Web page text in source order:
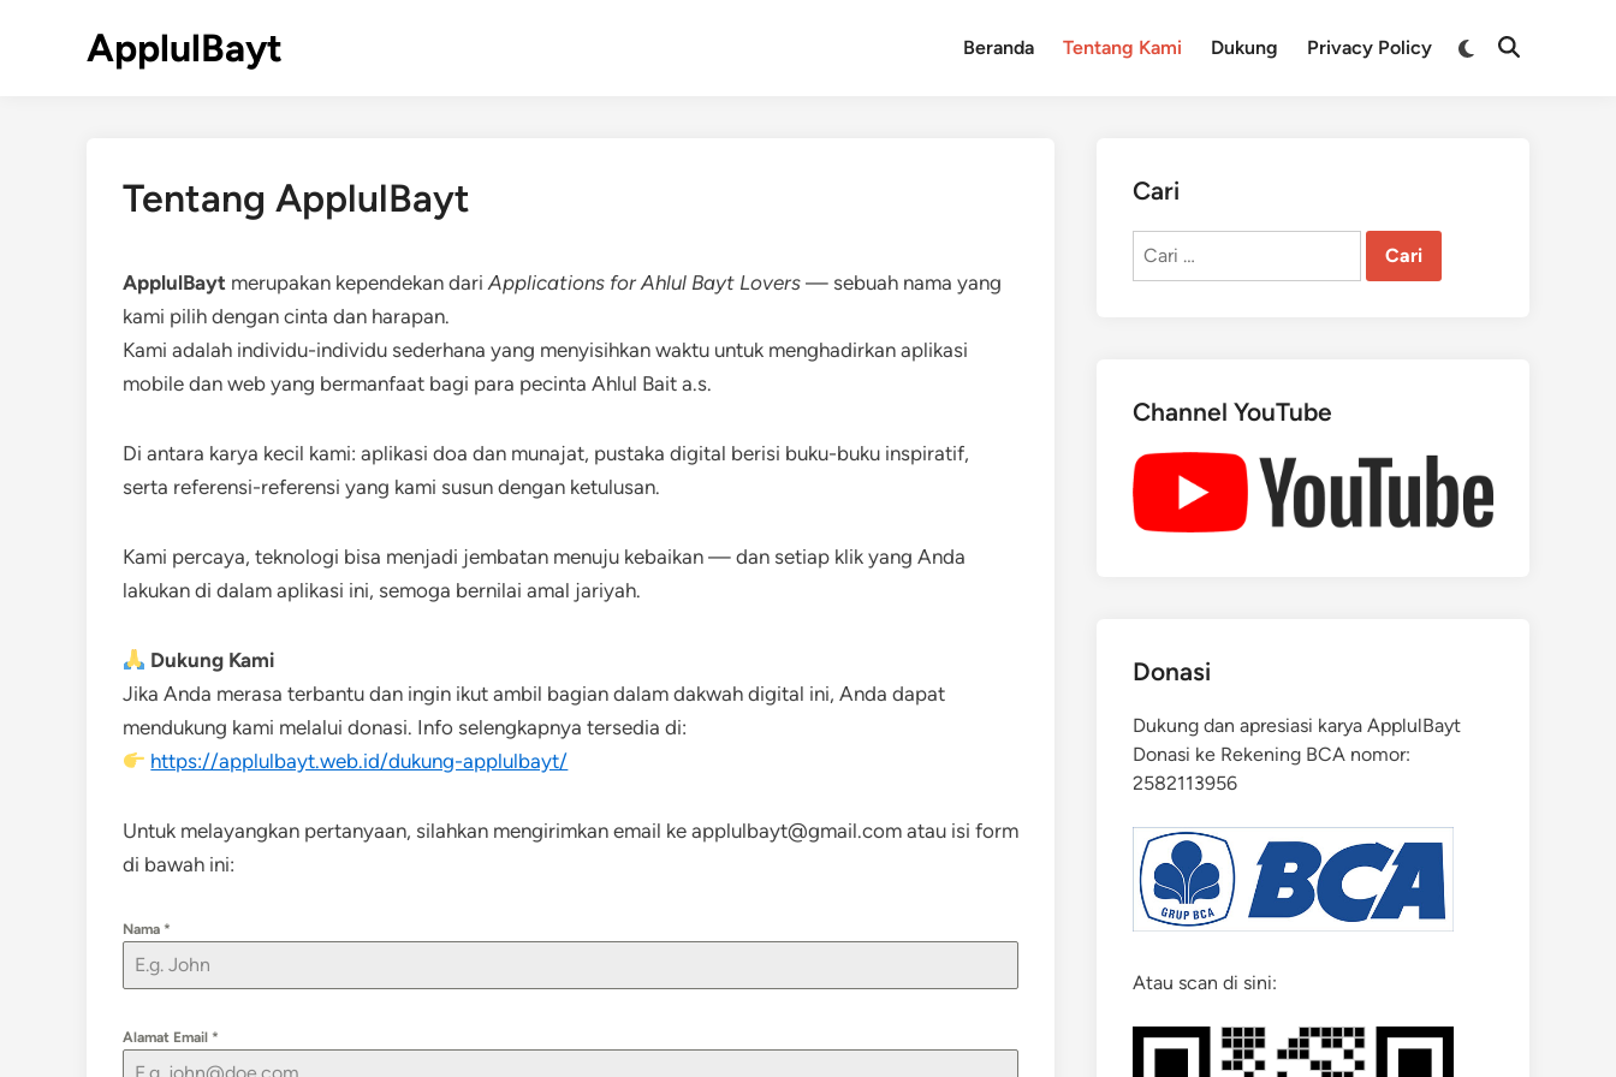
ApplulBayt Beranda Tentang Kami Dukung Privacy Policy
Switch
Open
Tentang ApplulBayt
ApplulBayt merupakan kependekan dariApplications for Ahlul Bayt Lovers — sebuah nama yang
kami pilih dengan cinta dan harapan.
Kami adalah individu-individu sederhana yang menyisihkan waktu untuk menghadirkan aplikasi
mobile dan web yang bermanfaat bagi para pecinta Ahlul Bait a.s.
Di antara karya kecil kami: aplikasi doa dan munajat, pustaka digital berisi buku-buku inspiratif,
serta referensi-referensi yang kami susun dengan ketulusan.
Kami percaya, teknologi bisa menjadi jembatan menuju kebaikan — dan setiap klik yang Anda
lakukan di dalam aplikasi ini, semoga bernilai amal jariyah.
Dukung Kami
Jika Anda merasa terbantu dan ingin ikut ambil bagian dalam dakwah digital ini, Anda dapat
mendukung kami melalui donasi. Info selengkapnya tersedia di:
https://applulbayt.web.id/dukung-applulbayt/
Untuk melayangkan pertanyaan, silahkan mengirimkan email ke applulbayt@gmail.com atau isi form
di bawah ini:
Nama *
Alamat Email *
Cari
Cari
Channel YouTube
Donasi
Dukung dan apresiasi karya ApplulBayt
Donasi ke Rekening BCA nomor:
2582113956
Atau scan di sini: